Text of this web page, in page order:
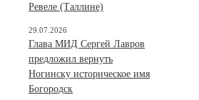
Ревеле (Таллине)
Глава МИД Сергей Лавров
предложил вернуть
Ногинску историческое имя
Богородск
29.07.2026